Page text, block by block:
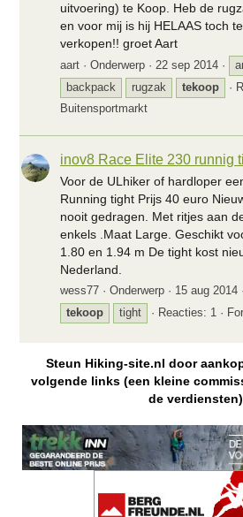
uitvoering) te Koop. Heb de
en voor mij is hij HELAAS toch
verkopen!! groet Aart
aart Onderwerp 22 sep 2014
backpack
rugzak tekoop
Buitensportmarkt
inov8 Race Elite 230 runnig
Voor de ULhiker of hardloper
Running tight Prijs 40 euro
nooit gedragen. Met ritjes aan
enkels .Maat Large. Geschikt
1.80 en 1.94 m De tight kost
Nederland.
wess77 Onderwerp 15 aug 2014
tekoop
tight Reacties: 1
Steun Hiking-site.nl door
volgende links (een kleine
de